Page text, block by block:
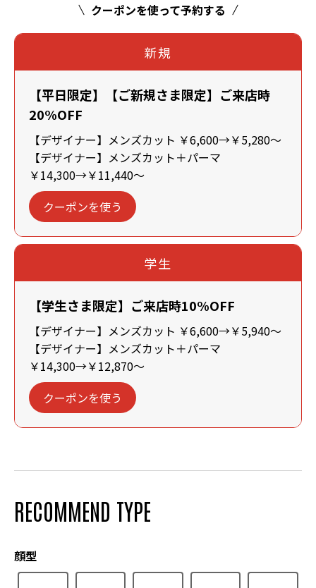
クーポンを使って予約する
新規
【平日限定】【ご新規さま限定】ご来店時
20%OFF
【デザイナー】メンズカット ￥6,600→￥5,280～
【デザイナー】メンズカット＋パーマ
￥14,300→￥11,440～
クーポンを使う
学生
【学生さま限定】ご来店時10%OFF
【デザイナー】メンズカット ￥6,600→￥5,940～
【デザイナー】メンズカット＋パーマ
￥14,300→￥12,870～
クーポンを使う
RECOMMEND TYPE
顔型